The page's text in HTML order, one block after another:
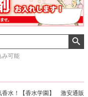
可能
香水！【香水学園】 激安通販